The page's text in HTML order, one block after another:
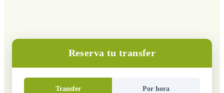
Reserva tu transfer
Transfer Por hora